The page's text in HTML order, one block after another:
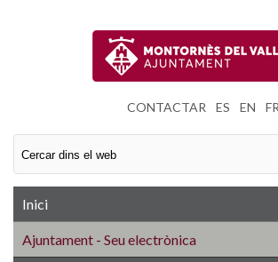
CONTACTAR ES EN FR
Inici
Ajuntament - Seu electrònica